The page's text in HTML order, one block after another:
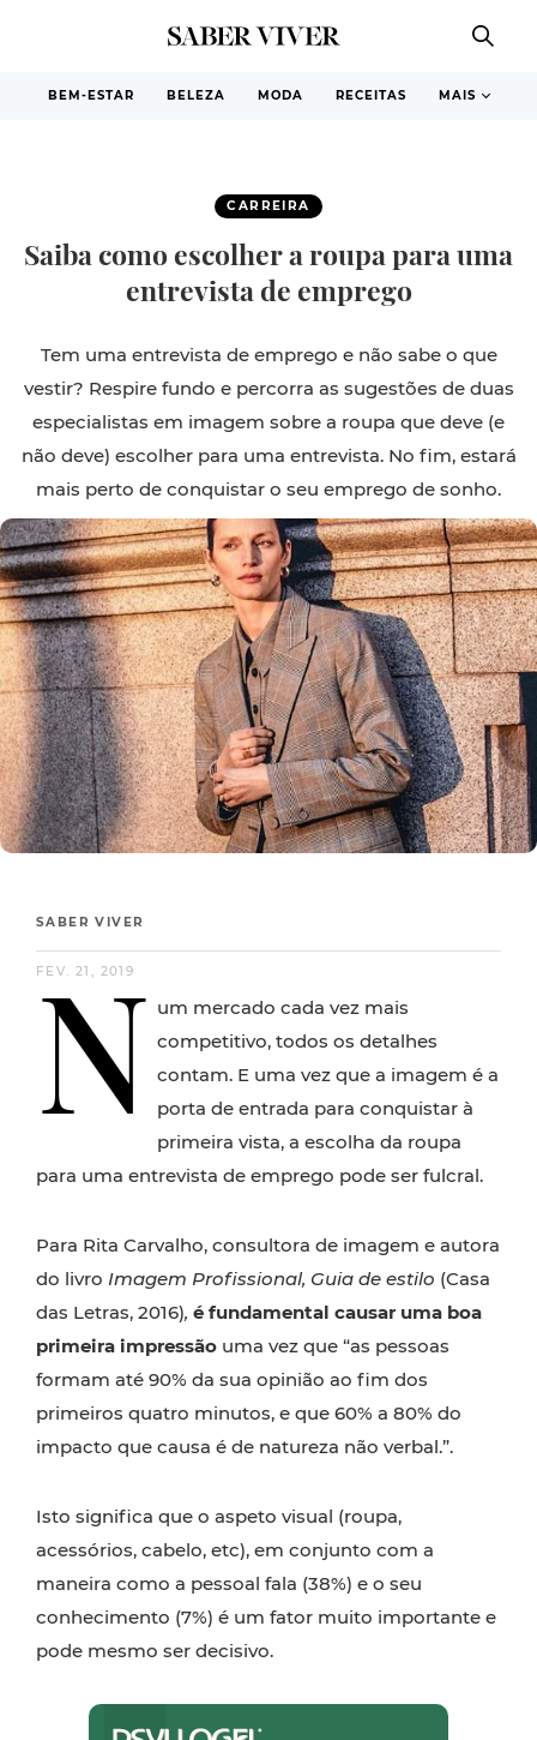
BEM-ESTAR BELEZA MODA RECEITAS MAIS
CARREIRA
Saiba como escolher a roupa para uma
entrevista de emprego
Tem uma entrevista de emprego e não sabe o que
vestir? Respire fundo e percorra as sugestões de duas
especialistas em imagem sobre a roupa que deve (e
não deve) escolher para uma entrevista. No fim, estará
mais perto de conquistar o seu emprego de sonho.
SABER VIVER
FEV. 21, 2019
N um mercado cada vez mais
competitivo, todos os detalhes
contam. E uma vez que a imagem é a
porta de entrada para conquistar à
primeira vista, a escolha da roupa
para uma entrevista de emprego pode ser fulcral.
Para Rita Carvalho, consultora de imagem e autora
do livro Imagem Profissional, Guia de estilo (Casa
das Letras, 2016), é fundamental causar uma boa
primeira impressão uma vez que “as pessoas
formam até 90% da sua opinião ao fim dos
primeiros quatro minutos, e que 60% a 80% do
impacto que causa é de natureza não verbal.”.
Isto significa que o aspeto visual (roupa,
acessórios, cabelo, etc), em conjunto com a
maneira como a pessoal fala (38%) e o seu
conhecimento (7%) é um fator muito importante e
pode mesmo ser decisivo.